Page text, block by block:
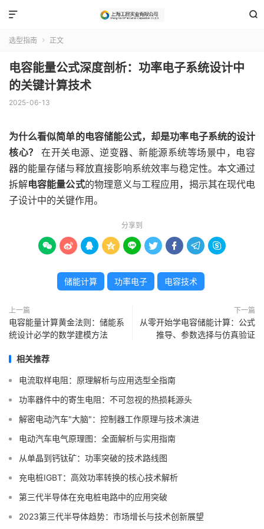


选型指南  正文
电容能量公式深度剖析：功率电子系统设计中
的关键计算技术
2025-06-13
为什么看似简单的电容储能公式，却是功率电子系统的设计
核心？
在开关电源、逆变器、新能源系统等场景中，电容
器的能量存储与释放直接影响系统效率与稳定性。本文通过
拆解电容能量公式的物理意义与工程应用，揭示其在现代电
子设计中的关键作用。
分享到
        
储能计算 功率电子 电容技术
上一篇
电容能量计算黄金法则：储能系
统设计必学的数学建模方法
下一篇
从零开始学电容储能计算：公式
推导、参数选择与仿真验证
相关推荐
电流取样电阻：原理解析与应用选型全指南
功率器件中的寄生电阻：不可忽视的热损耗源头
解密电动汽车"大脑"：控制器工作原理与技术演进
电动汽车电气原理图：全面解析与实用指南
从单晶到钙钛矿：功率突破的技术路线图
充电桩IGBT：高效功率转换的核心技术解析
第三代半导体在充电桩电路中的应用突破
2023第三代半导体趋势：市场增长与技术创新展望